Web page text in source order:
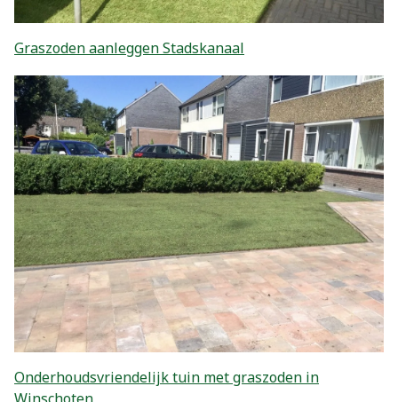
Graszoden aanleggen Stadskanaal
Onderhoudsvriendelijk tuin met graszoden in